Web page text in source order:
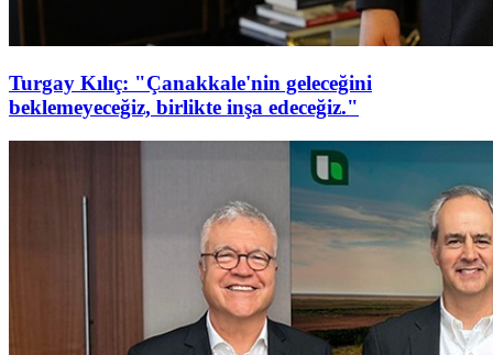
Turgay Kılıç: "Çanakkale'nin geleceğini
beklemeyeceğiz, birlikte inşa edeceğiz."